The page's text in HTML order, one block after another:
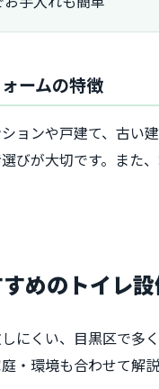
ームの特徴
ョンや戸建て、古い
びが大切です。また
めのトイレ
にくい、目黒区で多
・環境も合わせて解説